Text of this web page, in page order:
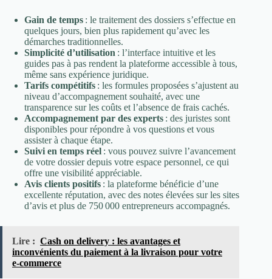
Gain de temps : le traitement des dossiers s’effectue en
quelques jours, bien plus rapidement qu’avec les
démarches traditionnelles.
Simplicité d’utilisation : l’interface intuitive et les
guides pas à pas rendent la plateforme accessible à tous,
même sans expérience juridique.
Tarifs compétitifs : les formules proposées s’ajustent au
niveau d’accompagnement souhaité, avec une
transparence sur les coûts et l’absence de frais cachés.
Accompagnement par des experts : des juristes sont
disponibles pour répondre à vos questions et vous
assister à chaque étape.
Suivi en temps réel : vous pouvez suivre l’avancement
de votre dossier depuis votre espace personnel, ce qui
offre une visibilité appréciable.
Avis clients positifs : la plateforme bénéficie d’une
excellente réputation, avec des notes élevées sur les sites
d’avis et plus de 750 000 entrepreneurs accompagnés.
Lire : Cash on delivery : les avantages et
inconvénients du paiement à la livraison pour votre
e-commerce